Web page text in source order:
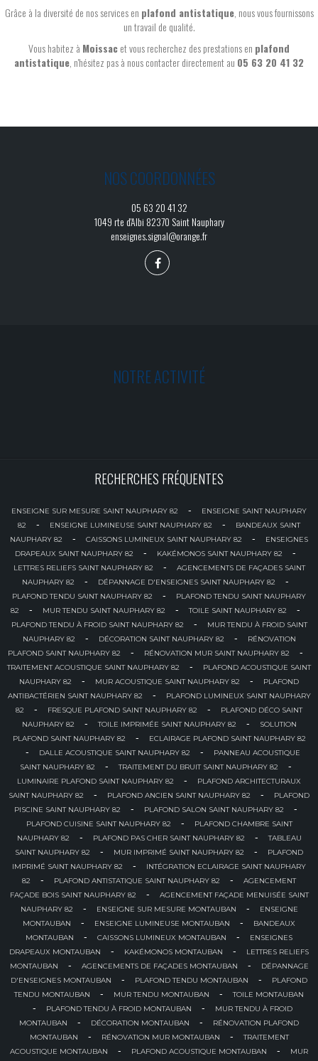
Grâce à la diversité de nos services en plafond antistatique, nous vous fournissons
un travail de qualité.
Vous habitez à Moissacet vous recherchez des prestations en plafond
antistatique, n'hésitez pas à nous contacter directement au 05 63 20 41 32
NOS COORDONNÉES
05 63 20 41 32
1049 rte d'Albi 82370 Saint Nauphary
enseignes.signal@orange.fr
NOTRE ACTIVITÉ
RECHERCHES FRÉQUENTES
ENSEIGNE SUR MESURE SAINT NAUPHARY 82 -
ENSEIGNE SAINT NAUPHARY
82
- ENSEIGNE LUMINEUSE SAINT NAUPHARY 82 -
BANDEAUX SAINT
NAUPHARY 82
- CAISSONS LUMINEUX SAINT NAUPHARY 82 -
ENSEIGNES
DRAPEAUX SAINT NAUPHARY 82
- KAKÉMONOS SAINT NAUPHARY 82 -
LETTRES RELIEFS SAINT NAUPHARY 82 -
AGENCEMENTS DE FAÇADES SAINT
NAUPHARY 82
- DÉPANNAGE D'ENSEIGNES SAINT NAUPHARY 82 -
PLAFOND TENDU SAINT NAUPHARY 82 -
PLAFOND TENDU SAINT NAUPHARY
82
- MUR TENDU SAINT NAUPHARY 82 - TOILE SAINT NAUPHARY 82 -
PLAFOND TENDU À FROID SAINT NAUPHARY 82 -
MUR TENDU À FROID SAINT
NAUPHARY 82
- DÉCORATION SAINT NAUPHARY 82 -
RÉNOVATION
PLAFOND SAINT NAUPHARY 82
- RÉNOVATION MUR SAINT NAUPHARY 82 -
TRAITEMENT ACOUSTIQUE SAINT NAUPHARY 82 -
PLAFOND ACOUSTIQUE SAINT
NAUPHARY 82
- MUR ACOUSTIQUE SAINT NAUPHARY 82 -
PLAFOND
ANTIBACTÉRIEN SAINT NAUPHARY 82
-
PLAFOND LUMINEUX SAINT NAUPHARY
82
- FRESQUE PLAFOND SAINT NAUPHARY 82 -
PLAFOND DÉCO SAINT
NAUPHARY 82
- TOILE IMPRIMÉE SAINT NAUPHARY 82 -
SOLUTION
PLAFOND SAINT NAUPHARY 82
- ECLAIRAGE PLAFOND SAINT NAUPHARY 82
- DALLE ACOUSTIQUE SAINT NAUPHARY 82 -
PANNEAU ACOUSTIQUE
SAINT NAUPHARY 82
- TRAITEMENT DU BRUIT SAINT NAUPHARY 82 -
LUMINAIRE PLAFOND SAINT NAUPHARY 82 -
PLAFOND ARCHITECTURAUX
SAINT NAUPHARY 82
- PLAFOND ANCIEN SAINT NAUPHARY 82 -
PLAFOND
PISCINE SAINT NAUPHARY 82
- PLAFOND SALON SAINT NAUPHARY 82 -
PLAFOND CUISINE SAINT NAUPHARY 82 -
PLAFOND CHAMBRE SAINT
NAUPHARY 82
- PLAFOND PAS CHER SAINT NAUPHARY 82 -
TABLEAU
SAINT NAUPHARY 82
- MUR IMPRIMÉ SAINT NAUPHARY 82 -
PLAFOND
IMPRIMÉ SAINT NAUPHARY 82
-
INTÉGRATION ECLAIRAGE SAINT NAUPHARY
82
- PLAFOND ANTISTATIQUE SAINT NAUPHARY 82 -
AGENCEMENT
FAÇADE BOIS SAINT NAUPHARY 82
-
AGENCEMENT FAÇADE MENUISÉE SAINT
NAUPHARY 82
- ENSEIGNE SUR MESURE MONTAUBAN -
ENSEIGNE
MONTAUBAN
- ENSEIGNE LUMINEUSE MONTAUBAN -
BANDEAUX
MONTAUBAN
- CAISSONS LUMINEUX MONTAUBAN -
ENSEIGNES
DRAPEAUX MONTAUBAN
- KAKÉMONOS MONTAUBAN -
LETTRES RELIEFS
MONTAUBAN
- AGENCEMENTS DE FAÇADES MONTAUBAN -
DÉPANNAGE
D'ENSEIGNES MONTAUBAN
- PLAFOND TENDU MONTAUBAN -
PLAFOND
TENDU MONTAUBAN
- MUR TENDU MONTAUBAN - TOILE MONTAUBAN
- PLAFOND TENDU À FROID MONTAUBAN -
MUR TENDU À FROID
MONTAUBAN
- DÉCORATION MONTAUBAN -
RÉNOVATION PLAFOND
MONTAUBAN
- RÉNOVATION MUR MONTAUBAN -
TRAITEMENT
ACOUSTIQUE MONTAUBAN
- PLAFOND ACOUSTIQUE MONTAUBAN - MUR